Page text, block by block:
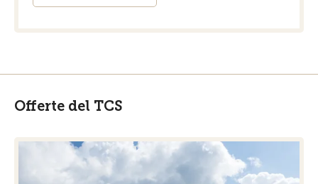
Offerte del TCS